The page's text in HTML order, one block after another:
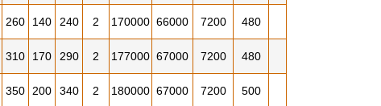
260 140 240 2 170000 66000 7200 480
310 170 290 2 177000 67000 7200 480
350 200 340 2 180000 67000 7200 500